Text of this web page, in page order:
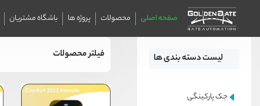
صفحه اصلی محصولات پروژه ها باشگاه مشتریان
لیست دسته بندی ها
جک پارکینگی
فیلتر محصولات